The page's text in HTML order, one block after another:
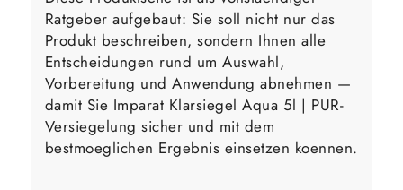
Ratgeber aufgebaut: Sie soll nicht nur das
Produkt beschreiben, sondern Ihnen alle
Entscheidungen rund um Auswahl,
Vorbereitung und Anwendung abnehmen —
damit Sie Imparat Klarsiegel Aqua 5l | PUR-
Versiegelung sicher und mit dem
bestmoeglichen Ergebnis einsetzen koennen.